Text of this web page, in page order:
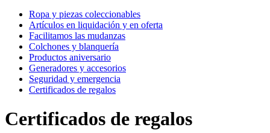
Ropa y piezas coleccionables
Artículos en liquidación y en oferta
Facilitamos las mudanzas
Colchones y blanquería
Productos aniversario
Generadores y accesorios
Seguridad y emergencia
Certificados de regalos
Certificados de regalos